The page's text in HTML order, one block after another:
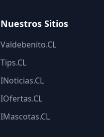
Nuestros Sitios
Valdebenito.CL
Tips.CL
INoticias.CL
IOfertas.CL
IMascotas.CL